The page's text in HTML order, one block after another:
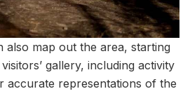
also map out the area, starting
gallery, including activity
accurate representations of the